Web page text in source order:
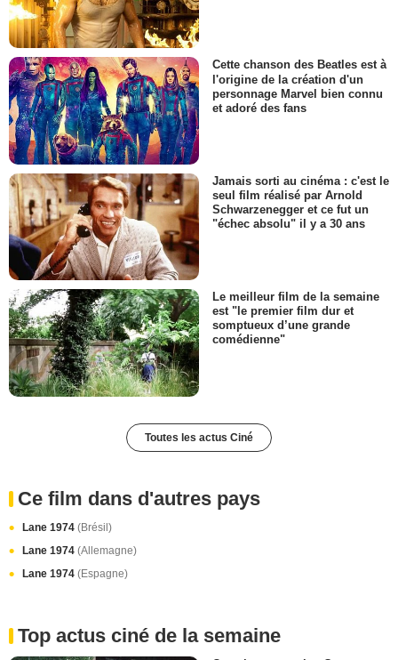
Cette chanson des Beatles est à
l'origine de la création d'un
personnage Marvel bien connu
et adoré des fans
Jamais sorti au cinéma : c'est le
seul film réalisé par Arnold
Schwarzenegger et ce fut un
"échec absolu" il y a 30 ans
Le meilleur film de la semaine
est "le premier film dur et
somptueux d’une grande
comédienne"
Toutes les actus Ciné
Ce film dans d'autres pays
Lane 1974 (Brésil)
Lane 1974 (Allemagne)
Lane 1974 (Espagne)
Top actus ciné de la semaine